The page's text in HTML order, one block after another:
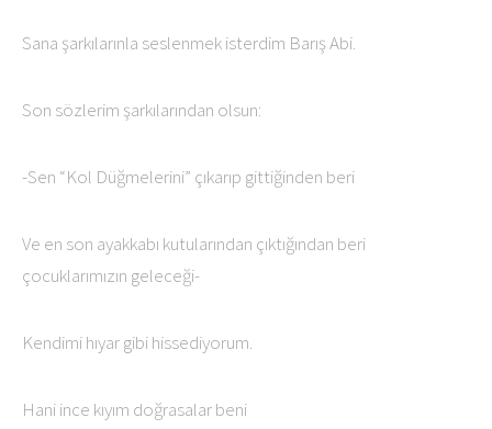
Sana şarkılarınla seslenmek isterdim Barış Abi.
Son sözlerim şarkılarından olsun:
-Sen “Kol Düğmelerini” çıkarıp gittiğinden beri
Ve en son ayakkabı kutularından çıktığından beri
çocuklarımızın geleceği-
Kendimi hıyar gibi hissediyorum.
Hani ince kıyım doğrasalar beni